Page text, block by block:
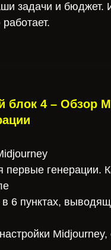
задачи и бюджет.
4 – Обзор
первые генерации.
6 пунктах,
Midjourney,